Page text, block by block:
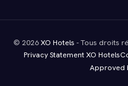
© 2026XO Hotels - Tous droits
Privacy Statement XO Hotels
Approved